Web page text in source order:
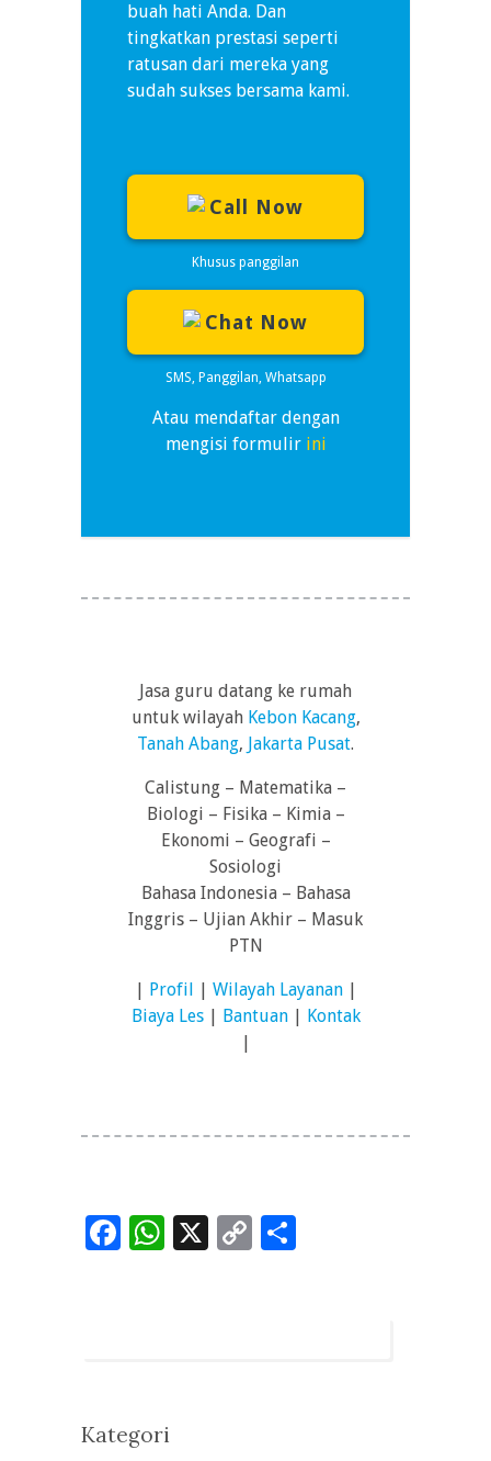
buah hati Anda. Dan
tingkatkan prestasi seperti
ratusan dari mereka yang
sudah sukses bersama kami.
Call Now
Khusus panggilan
Chat Now
SMS, Panggilan, Whatsapp
Atau mendaftar dengan
mengisi formulir ini
Jasa guru datang ke rumah
untuk wilayah Kebon Kacang,
Tanah Abang, Jakarta Pusat.
Calistung – Matematika –
Biologi – Fisika – Kimia –
Ekonomi – Geografi –
Sosiologi
Bahasa Indonesia – Bahasa
Inggris – Ujian Akhir – Masuk
PTN
| Profil | Wilayah Layanan|
Biaya Les| Bantuan| Kontak
|
Facebook
WhatsApp
X
Copy
Kategori